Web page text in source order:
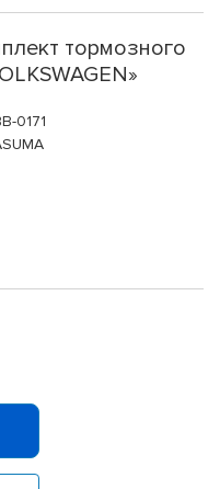
тормозного
0171